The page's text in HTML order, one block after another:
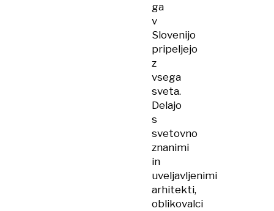
ga
v
Slovenijo
pripeljejo
z
vsega
sveta.
Delajo
s
svetovno
znanimi
in
uveljavljenimi
arhitekti,
oblikovalci